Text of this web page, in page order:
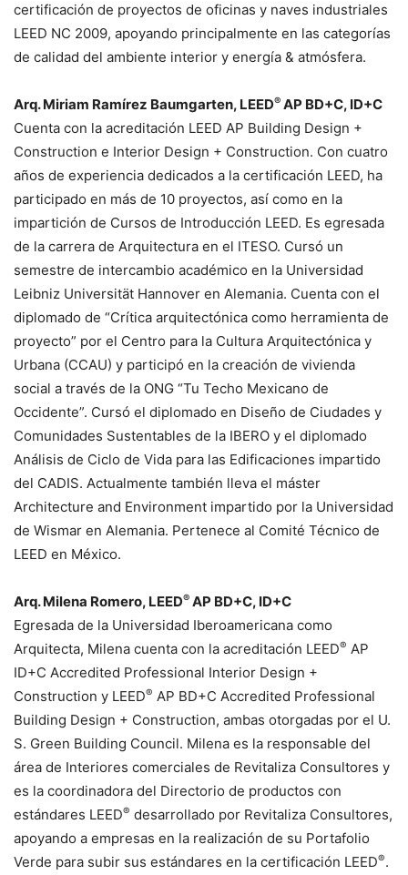
certificación de proyectos de oficinas y naves industriales
LEED NC 2009, apoyando principalmente en las categorías
de calidad del ambiente interior y energía & atmósfera.
Arq. Miriam Ramírez Baumgarten, LEED® AP BD+C, ID+C
Cuenta con la acreditación LEED AP Building Design +
Construction e Interior Design + Construction. Con cuatro
años de experiencia dedicados a la certificación LEED, ha
participado en más de 10 proyectos, así como en la
impartición de Cursos de Introducción LEED. Es egresada
de la carrera de Arquitectura en el ITESO. Cursó un
semestre de intercambio académico en la Universidad
Leibniz Universität Hannover en Alemania. Cuenta con el
diplomado de “Crítica arquitectónica como herramienta de
proyecto” por el Centro para la Cultura Arquitectónica y
Urbana (CCAU) y participó en la creación de vivienda
social a través de la ONG “Tu Techo Mexicano de
Occidente”. Cursó el diplomado en Diseño de Ciudades y
Comunidades Sustentables de la IBERO y el diplomado
Análisis de Ciclo de Vida para las Edificaciones impartido
del CADIS. Actualmente también lleva el máster
Architecture and Environment impartido por la Universidad
de Wismar en Alemania. Pertenece al Comité Técnico de
LEED en México.
Arq. Milena Romero, LEED® AP BD+C, ID+C
Egresada de la Universidad Iberoamericana como
Arquitecta, Milena cuenta con la acreditación LEED® AP
ID+C Accredited Professional Interior Design +
Construction y LEED® AP BD+C Accredited Professional
Building Design + Construction, ambas otorgadas por el U.
S. Green Building Council. Milena es la responsable del
área de Interiores comerciales de Revitaliza Consultores y
es la coordinadora del Directorio de productos con
estándares LEED® desarrollado por Revitaliza Consultores,
apoyando a empresas en la realización de su Portafolio
Verde para subir sus estándares en la certificación LEED®.